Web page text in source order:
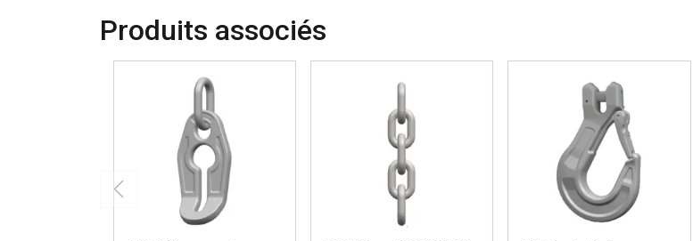
Produits associéspublicité et d"analyse qui peuvent les combiner avec d"autres
ou qu"ils ont collectées lors de votre utilisation de leurs services.
Ciblage
REFUSER
AFFICHER LES DÉTAILS